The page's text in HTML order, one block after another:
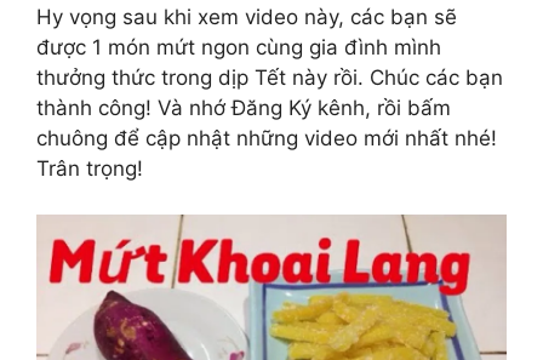
Hy vọng sau khi xem video này, các bạn sẽ
được 1 món mứt ngon cùng gia đình mình
thưởng thức trong dịp Tết này rồi. Chúc các bạn
thành công! Và nhớ Đăng Ký kênh, rồi bấm
chuông để cập nhật những video mới nhất nhé!
Trân trọng!